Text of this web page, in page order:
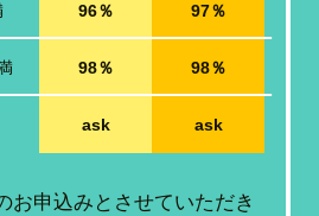
96％ 97％
98％ 98％
ask ask
お申込みとさせていただき